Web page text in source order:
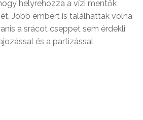
helyrehozza a vízi mentők
Jobb embert is találhattak volna
a srácot cseppet sem érdekli
és a partizással